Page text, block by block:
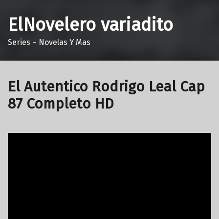
ElNovelero variadito
Series – Novelas Y Mas
El Autentico Rodrigo Leal Cap
87 Completo HD